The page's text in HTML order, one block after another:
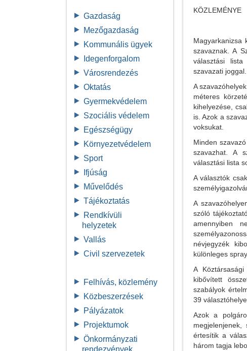
Gazdaság
Mezőgazdaság
Kommunális ügyek
Idegenforgalom
Városrendezés
Oktatás
Gyermekvédelem
Szociális védelem
Egészségügy
Környezetvédelem
Sport
Ifjúság
Művelődés
Tájékoztatás
Rendkívüli
helyzetek
Vallás
Civil szervezetek
Felhívás, közlemény
Közbeszerzések
Pályázatok
Projektumok
Önkormányzati
rendezvények
KÖZLEMÉNYE
Magyarkanizsa
szavaznak. A
választási
szavazati joggal.
A
méteres
kihelyezése,
is. Azok a
voksukat.
Minden
szavazhat. A
választási lista
A választók
A
szóló
amennyiben
névjegyzék
különleges
A
kibővített
szabályok
39
Azok a
értesítik a
három tagja